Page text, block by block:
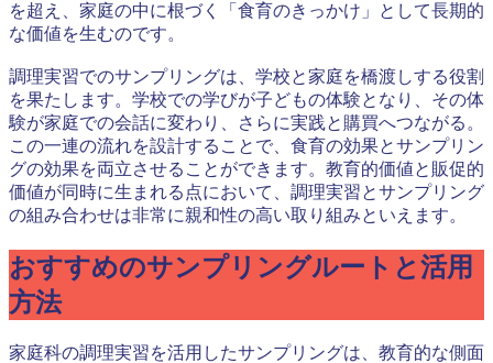
を超え、家庭の中に根づく「食育のきっかけ」として長期的
な価値を生むのです。
調理実習でのサンプリングは、学校と家庭を橋渡しする役割
を果たします。学校での学びが子どもの体験となり、その体
験が家庭での会話に変わり、さらに実践と購買へつながる。
この一連の流れを設計することで、食育の効果とサンプリン
グの効果を両立させることができます。教育的価値と販促的
価値が同時に生まれる点において、調理実習とサンプリング
の組み合わせは非常に親和性の高い取り組みといえます。
おすすめのサンプリングルートと活用
方法
家庭科の調理実習を活用したサンプリングは、教育的な側面